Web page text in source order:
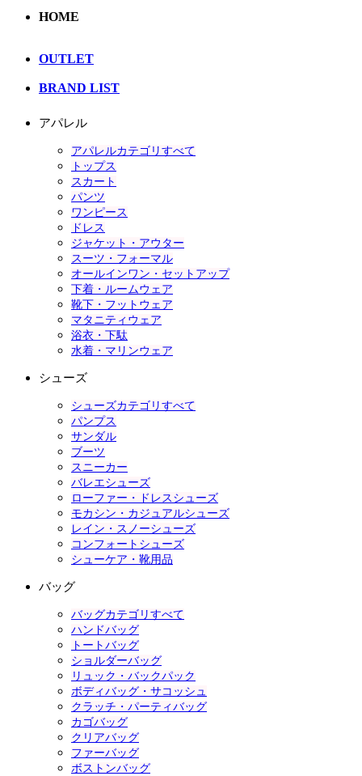
HOME
OUTLET
BRAND LIST
アパレル
アパレルカテゴリすべて
トップス
スカート
パンツ
ワンピース
ドレス
ジャケット・アウター
スーツ・フォーマル
オールインワン・セットアップ
下着・ルームウェア
靴下・フットウェア
マタニティウェア
浴衣・下駄
水着・マリンウェア
シューズ
シューズカテゴリすべて
パンプス
サンダル
ブーツ
スニーカー
バレエシューズ
ローファー・ドレスシューズ
モカシン・カジュアルシューズ
レイン・スノーシューズ
コンフォートシューズ
シューケア・靴用品
バッグ
バッグカテゴリすべて
ハンドバッグ
トートバッグ
ショルダーバッグ
リュック・バックパック
ボディバッグ・サコッシュ
クラッチ・パーティバッグ
カゴバッグ
クリアバッグ
ファーバッグ
ボストンバッグ